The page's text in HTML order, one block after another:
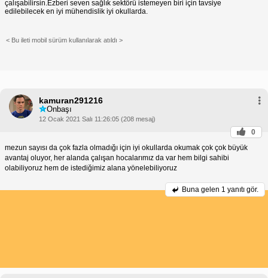
çalışabilirsin.Ezberi seven sağlık sektörü istemeyen biri için tavsiye
edilebilecek en iyi mühendislik iyi okullarda.
< Bu ileti mobil sürüm kullanılarak atıldı >
kamuran291216
Onbaşı
12 Ocak 2021 Salı 11:26:05 (208 mesaj)
0
mezun sayısı da çok fazla olmadığı için iyi okullarda okumak çok çok büyük
avantaj oluyor, her alanda çalışan hocalarımız da var hem bilgi sahibi
olabiliyoruz hem de istediğimiz alana yönelebiliyoruz
Buna gelen 1 yanıtı gör.